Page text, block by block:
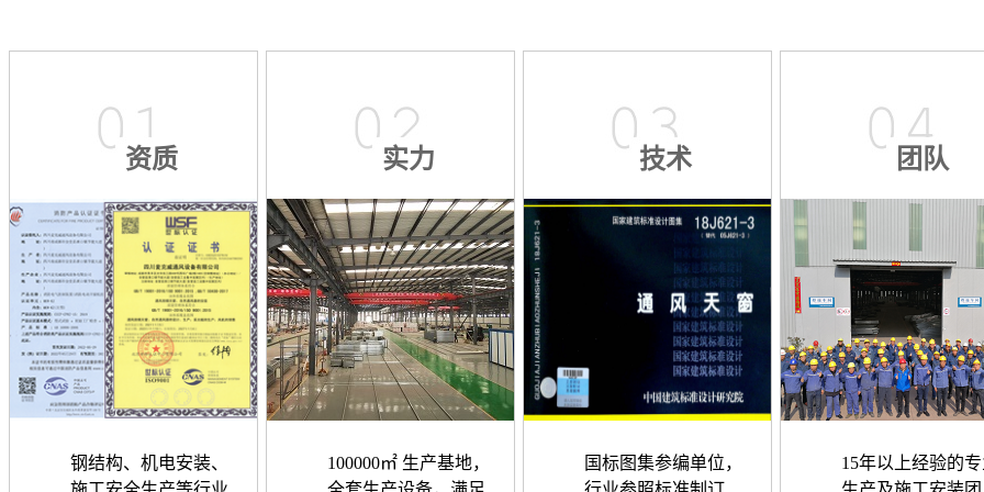
资质
钢结构、机电安装、
实力
100000㎡ 生产基地，
技术
国标图集参编单位，
团队
15年以上经验的